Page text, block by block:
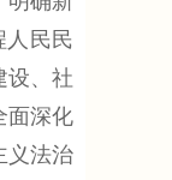
人民民
设、社
面深化
义法治